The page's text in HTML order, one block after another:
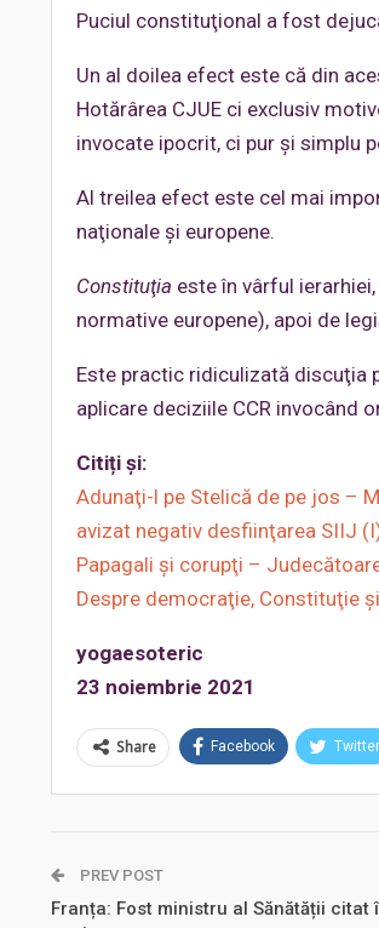
Puciul constituţional a fost
Un al doilea efect este că din
Hotărârea CJUE ci exclusiv
invocate ipocrit, ci pur şi simplu
Al treilea efect este cel mai
naţionale şi europene.
Constituţia este în vârful
normative europene), apoi de
Este practic ridiculizată discuţia
aplicare deciziile CCR invocând
Citiți și:
Adunaţi-l pe Stelică de pe jos –
avizat negativ desfiinţarea SIIJ
Papagali şi corupţi –
Despre democraţie, Constituţie
yogaesoteric
23 noiembrie 2021
Share Facebook Twitter
PREV POST
Franța: Fost ministru al Sănătății